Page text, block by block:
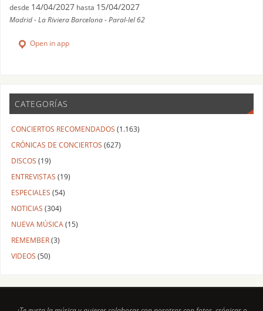
desde 14/04/2027 hasta 15/04/2027
Madrid - La Riviera Barcelona - Paral-lel 62
Open in app
CATEGORÍAS
CONCIERTOS RECOMENDADOS (1.163)
CRÓNICAS DE CONCIERTOS (627)
DISCOS (19)
ENTREVISTAS (19)
ESPECIALES (54)
NOTICIAS (304)
NUEVA MÚSICA(15)
REMEMBER(3)
VIDEOS (50)